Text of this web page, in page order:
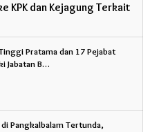
KPK dan Kejagung Terkait
Pratama dan 17 Pejabat
Jabatan B…
Pangkalbalam Tertunda,